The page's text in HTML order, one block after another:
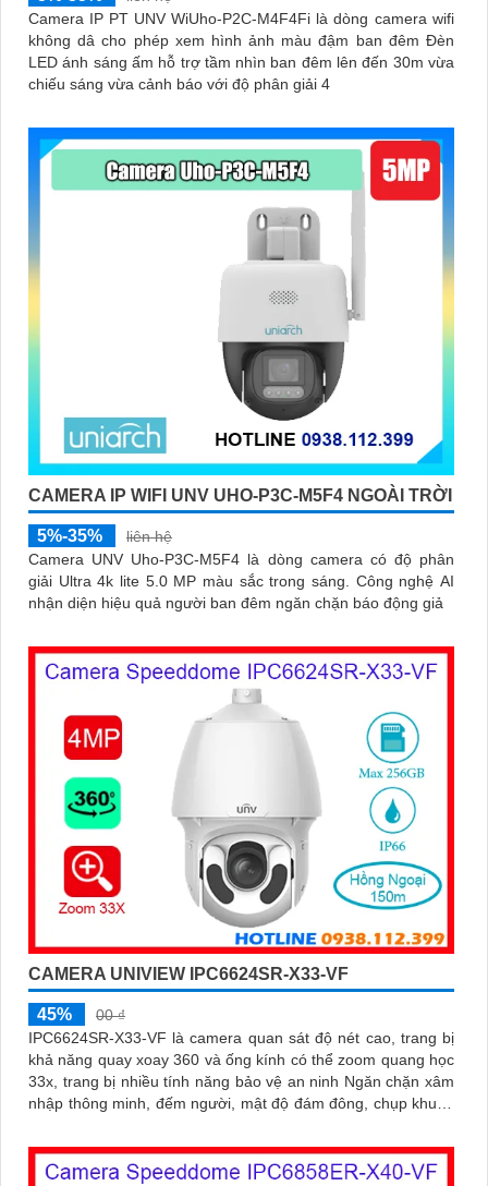
Camera IP PT UNV WiUho-P2C-M4F4Fi là dòng camera wifi
không dâ cho phép xem hình ảnh màu đậm ban đêm Đèn
LED ánh sáng ấm hỗ trợ tầm nhìn ban đêm lên đến 30m vừa
chiếu sáng vừa cảnh báo với độ phân giải 4
CAMERA IP WIFI UNV UHO-P3C-M5F4 NGOÀI TRỜI
5%-35%
liên hệ
Camera UNV Uho-P3C-M5F4 là dòng camera có độ phân
giải Ultra 4k lite 5.0 MP màu sắc trong sáng. Công nghệ AI
nhận diện hiệu quả người ban đêm ngăn chặn báo động giả
CAMERA UNIVIEW IPC6624SR-X33-VF
45%
00 ₫
IPC6624SR-X33-VF là camera quan sát độ nét cao, trang bị
khả năng quay xoay 360 và ống kính có thể zoom quang học
33x, trang bị nhiều tính năng bảo vệ an ninh Ngăn chặn xâm
nhập thông minh, đếm người, mật độ đám đông, chụp khuôn